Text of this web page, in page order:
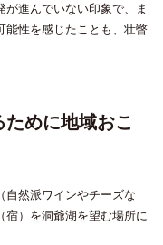
が進んでいない印象で、ま
能性を感じたことも、壮瞥
めに地域おこ
自然派ワインやチーズな
宿）を洞爺湖を望む場所に